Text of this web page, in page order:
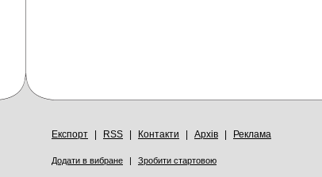
Експорт RSS Контакти Архів Реклама
Додати в вибране | Зробити стартовою